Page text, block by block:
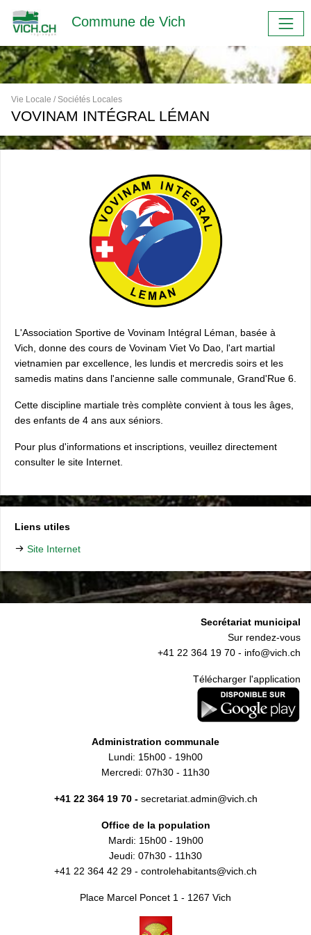
Commune de Vich
Vie Locale / Sociétés Locales
VOVINAM INTÉGRAL LÉMAN
L'Association Sportive de Vovinam Intégral Léman, basée à
Vich, donne des cours de Vovinam Viet Vo Dao, l'art martial
vietnamien par excellence, les lundis et mercredis soirs et les
samedis matins dans l'ancienne salle communale, Grand'Rue 6.
Cette discipline martiale très complète convient à tous les âges,
des enfants de 4 ans aux séniors.
Pour plus d'informations et inscriptions, veuillez directement
consulter le site Internet.
Liens utiles
Site Internet
Secrétariat municipal
Sur rendez-vous
+41 22 364 19 70 - info@vich.ch
Télécharger l'application
Administration communale
Lundi: 15h00 - 19h00
Mercredi: 07h30 - 11h30
+41 22 364 19 70 - secretariat.admin@vich.ch
Office de la population
Mardi: 15h00 - 19h00
Jeudi: 07h30 - 11h30
+41 22 364 42 29 - controlehabitants@vich.ch
Place Marcel Poncet 1 - 1267 Vich